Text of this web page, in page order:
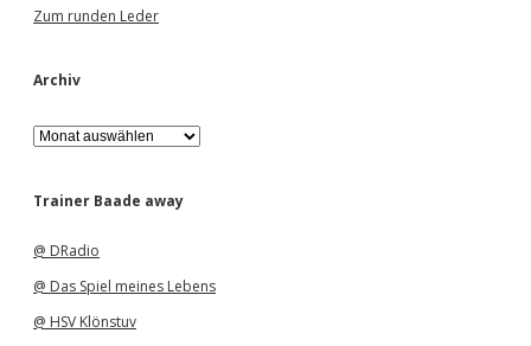
Zum runden Leder
Archiv
A
r
h
Trainer Baade away
@ DRadio
@ Das Spiel meines Lebens
@ HSV Klönstuv